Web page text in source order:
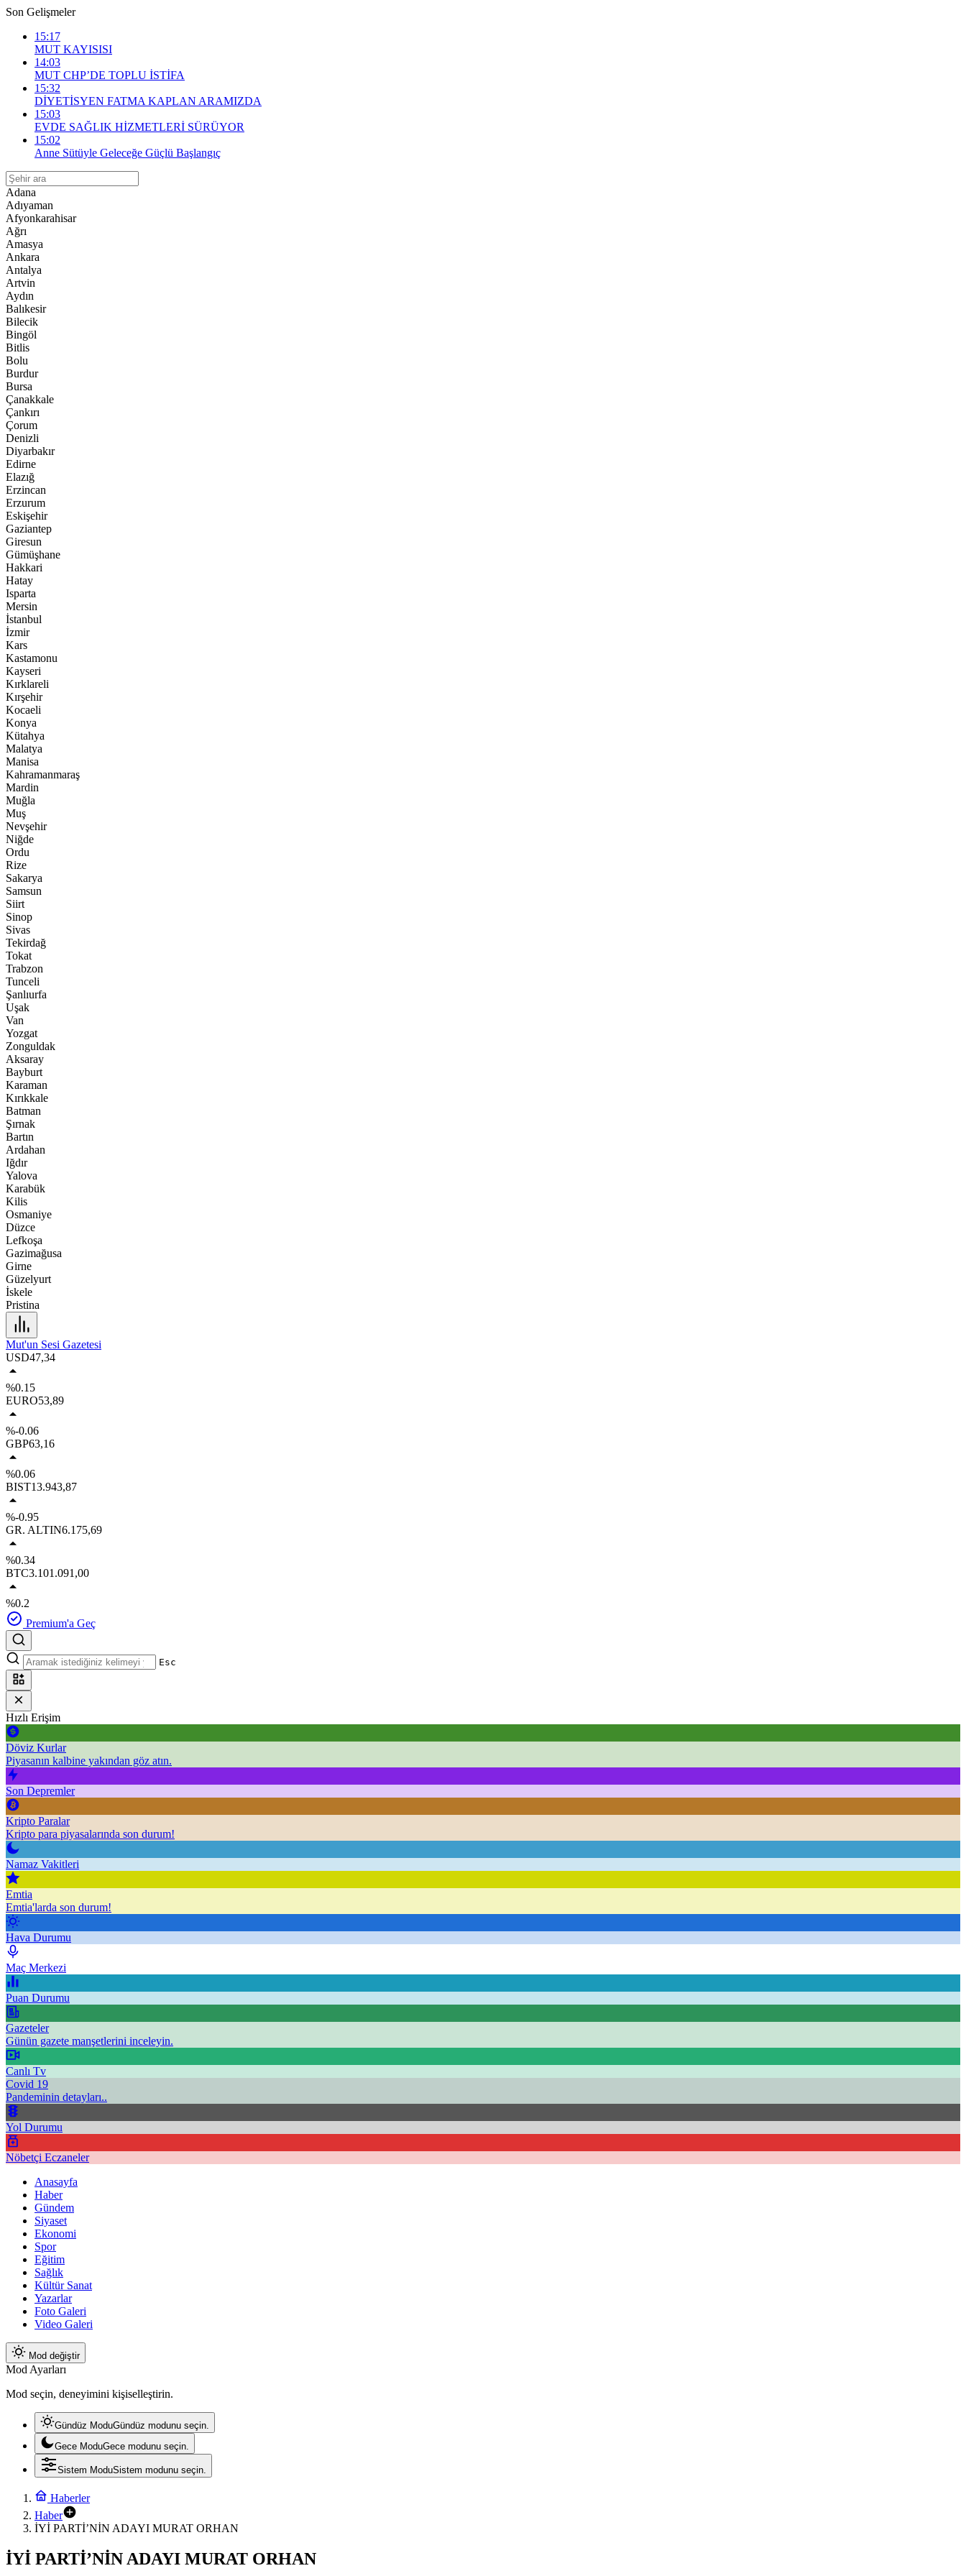
Son Gelişmeler
15:17
MUT KAYISISI
14:03
MUT CHP’DE TOPLU İSTİFA
15:32
DİYETİSYEN FATMA KAPLAN ARAMIZDA
15:03
EVDE SAĞLIK HİZMETLERİ SÜRÜYOR
15:02
Anne Sütüyle Geleceğe Güçlü Başlangıç
Adana
Adıyaman
Afyonkarahisar
Ağrı
Amasya
Ankara
Antalya
Artvin
Aydın
Balıkesir
Bilecik
Bingöl
Bitlis
Bolu
Burdur
Bursa
Çanakkale
Çankırı
Çorum
Denizli
Diyarbakır
Edirne
Elazığ
Erzincan
Erzurum
Eskişehir
Gaziantep
Giresun
Gümüşhane
Hakkari
Hatay
Isparta
Mersin
İstanbul
İzmir
Kars
Kastamonu
Kayseri
Kırklareli
Kırşehir
Kocaeli
Konya
Kütahya
Malatya
Manisa
Kahramanmaraş
Mardin
Muğla
Muş
Nevşehir
Niğde
Ordu
Rize
Sakarya
Samsun
Siirt
Sinop
Sivas
Tekirdağ
Tokat
Trabzon
Tunceli
Şanlıurfa
Uşak
Van
Yozgat
Zonguldak
Aksaray
Bayburt
Karaman
Kırıkkale
Batman
Şırnak
Bartın
Ardahan
Iğdır
Yalova
Karabük
Kilis
Osmaniye
Düzce
Lefkoşa
Gazimağusa
Girne
Güzelyurt
İskele
Pristina
Mut'un Sesi Gazetesi
USD47,34
%0.15
EURO53,89
%-0.06
GBP63,16
%0.06
BIST13.943,87
%-0.95
GR. ALTIN6.175,69
%0.34
BTC3.101.091,00
%0.2
Premium'a Geç
Esc
Hızlı Erişim
Döviz Kurlar
Piyasanın kalbine yakından göz atın.
Son Depremler
Kripto Paralar
Kripto para piyasalarında son durum!
Namaz Vakitleri
Emtia
Emtia'larda son durum!
Hava Durumu
Maç Merkezi
Puan Durumu
Gazeteler
Günün gazete manşetlerini inceleyin.
Canlı Tv
Covid 19
Pandeminin detayları..
Yol Durumu
Nöbetçi Eczaneler
Anasayfa
Haber
Gündem
Siyaset
Ekonomi
Spor
Eğitim
Sağlık
Kültür Sanat
Yazarlar
Foto Galeri
Video Galeri
Mod değiştir
Mod Ayarları
Mod seçin, deneyimini kişiselleştirin.
Gündüz ModuGündüz modunu seçin.
Gece ModuGece modunu seçin.
Sistem ModuSistem modunu seçin.
Haberler
Haber
İYİ PARTİ’NİN ADAYI MURAT ORHAN
İYİ PARTİ’NİN ADAYI MURAT ORHAN